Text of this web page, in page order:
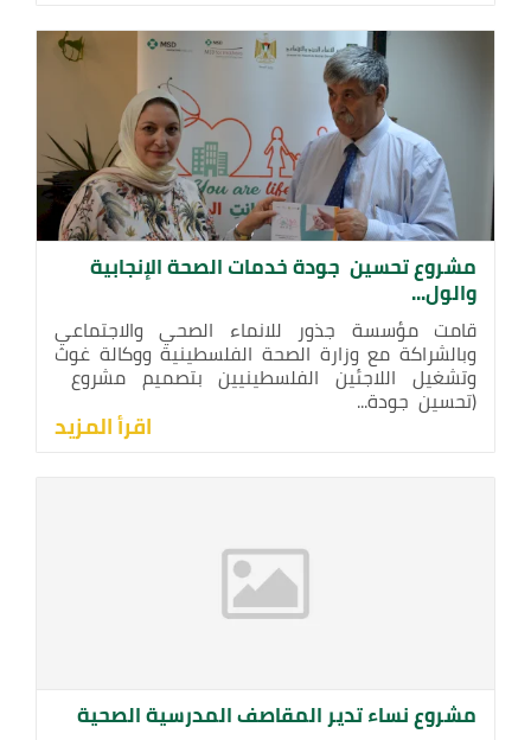
مشروع تحسين جودة خدمات الصحة الإنجابية
والول...
قامت مؤسسة جذور للانماء الصحي والاجتماعي
وبالشراكة مع وزارة الصحة الفلسطينية ووكالة غوث
وتشغيل اللاجئين الفلسطينيين بتصميم مشروع
(تحسين جودة...
اقرأ المزيد
مشروع نساء تدير المقاصف المدرسية الصحية